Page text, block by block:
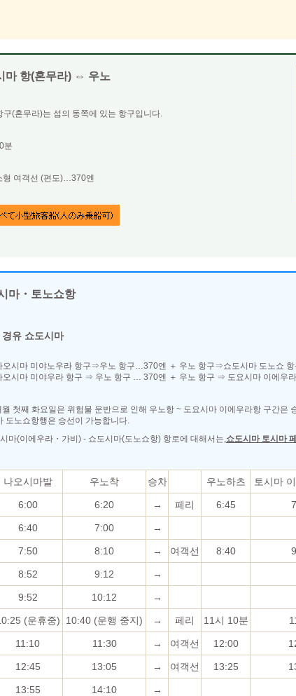
마 항(혼무라) ⇔ 우노
구(혼무라)는 섬의 동쪽에 있는 항구입니다.
분
형 여객선 (편도)…370엔
마・토노쇼항
유 쇼도시마
오시마 미야노우라 항구⇒우노 항구…370엔 ＋ 우노 항구⇒쇼도시마 도노쇼
오시마 미야우라 항구 ⇒ 우노 항구 … 370엔 ＋ 우노 항구 ⇒ 도요시마 이에우
첫째 화요일은 위험물 운반으로 인해 우노항 ~ 도요시마 이에우라항 구간은
도노쇼항행은 승선이 가능합니다.
마(이에우라・가비) - 쇼도시마(도노쇼항) 항로에 대해서는,쇼도시마 토시마
나오시마발 우노착 승차 우노하츠 토시마
6:00 6:20 → 페리 6:45
6:40 7:00 →
7:50 8:10 → 여객선 8:40
8:52 9:12 →
9:52 10:12 →
(운휴중) 10:40 (운행 중지) → 페리 11시 10분
11:10 11:30 → 여객선 12:00
12:45 13:05 → 여객선 13:25
13:55 14:10 →